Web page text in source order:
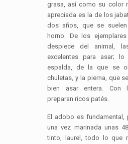
grasa, así como su color
apreciada es la de los
dos años, que se
horno. De los
despiece del animal,
excelentes para asar;
espalda, de la que se
chuletas, y la pierna, que
bien asar entera. Con
preparan ricos patés.
El adobo es fundamental,
una vez marinada unas
tinto, laurel, todo lo que